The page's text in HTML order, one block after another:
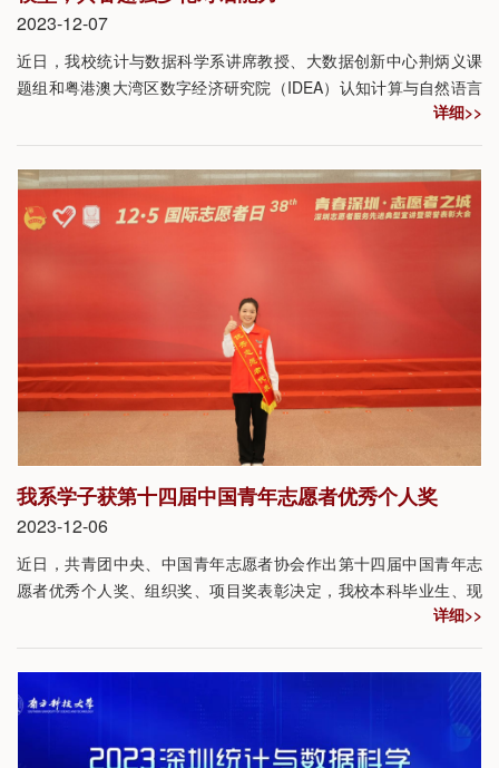
2023-12-07
近日，我校统计与数据科学系讲席教授、大数据创新中心荆炳义课
题组和粤港澳大湾区数字经济研究院（IDEA）认知计算与自然语言
中心（CCNL）联合发布开源34B通用Chat模型：SUS-Chat-34B，
在由美国Hugging Face社区支持的、致力于追踪、排名和评估大语
言模型性能的开放大语言模型排行榜（Open LLM Leaderboard）
中占据榜首，成为目前最具优势的开源34B指令微调模型之一。
详细>>
我系学子获第十四届中国青年志愿者优秀个人奖
2023-12-06
近日，共青团中央、中国青年志愿者协会作出第十四届中国青年志
愿者优秀个人奖、组织奖、项目奖表彰决定，我校本科毕业生、现
理学院2022级研究生邓春丽荣获“第十四届中国青年志愿者优秀个人
奖”。
详细>>